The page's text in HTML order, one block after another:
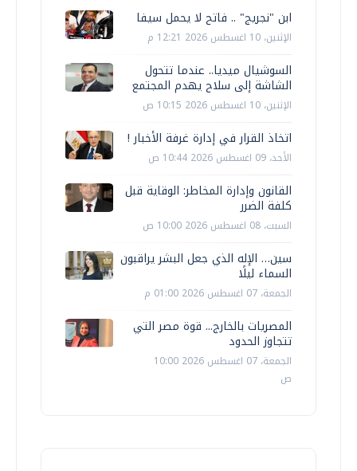
ابن "نجريج" .. فاتح لا يحمل سيفا
الإثنين، 10 اغسطس 2026 12:21 م
السوشيال ميديا.. عندما تتحول
الشاشة إلى سلاح يهدم المجتمع
الإثنين، 10 اغسطس 2026 10:15 ص
اتخاذ القرار في إدارة غرفة الأخبار !
الأحد، 09 اغسطس 2026 10:44 ص
القانون وإدارة المخاطر: الوقاية قبل
كلفة الضرر
السبت، 08 اغسطس 2026 10:00 ص
سين… الإله الذي جعل البشر يراقبون
السماء ليلًا
الجمعة، 07 اغسطس 2026 01:00 م
المصريات بالخارج... قوة مصر التي
تتجاوز الحدود
الجمعة، 07 اغسطس 2026 10:00
ص